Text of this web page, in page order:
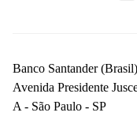
Banco Santander
Avenida Presidente
A - São Paulo - SP